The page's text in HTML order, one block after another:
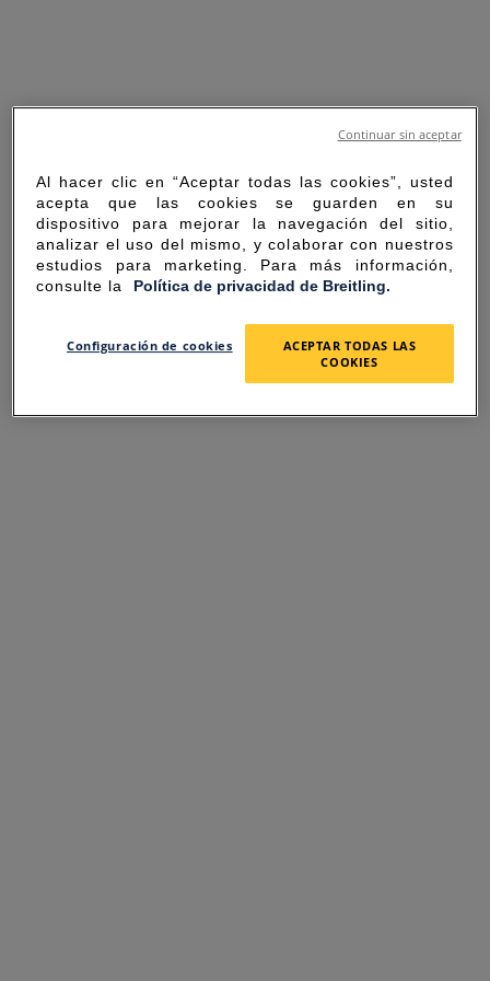
SORRY FOR THE
INCONVENIENCE
Al hacer clic en “Aceptar todas las cookies”, usted
acepta que las cookies se guarden en su
dispositivo para mejorar la navegación del sitio,
analizar el uso del mismo, y colaborar con nuestros
estudios para marketing. Para más información,
consulte la Política de privacidad de Breitling.
Configuración de cookies
ACEPTAR TODAS LAS
COOKIES
Continuar sin aceptar